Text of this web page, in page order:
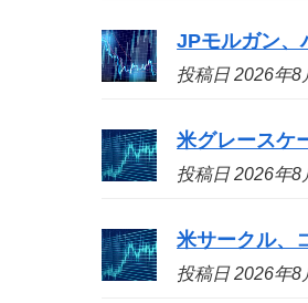
JPモルガン、
投稿日 2026年8
米グレースケ
投稿日 2026年8
米サークル、
投稿日 2026年8